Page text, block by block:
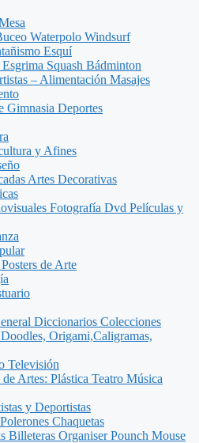
Waterpolo Windsurf
Esquí
Squash Bádminton
– Alimentación Masajes
Gimnasia Deportes
y Afines
Artes Decorativas
Fotografía Dvd Películas y
de Arte
Diccionarios Colecciones
Origami,Caligramas,
Televisión
de Artes: Plástica Teatro Música
y Deportistas
Chaquetas
Billeteras Organiser Pounch Mouse